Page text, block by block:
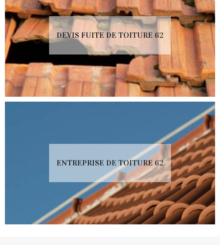
DEVIS FUITE DE TOITURE 62
ENTREPRISE DE TOITURE 62